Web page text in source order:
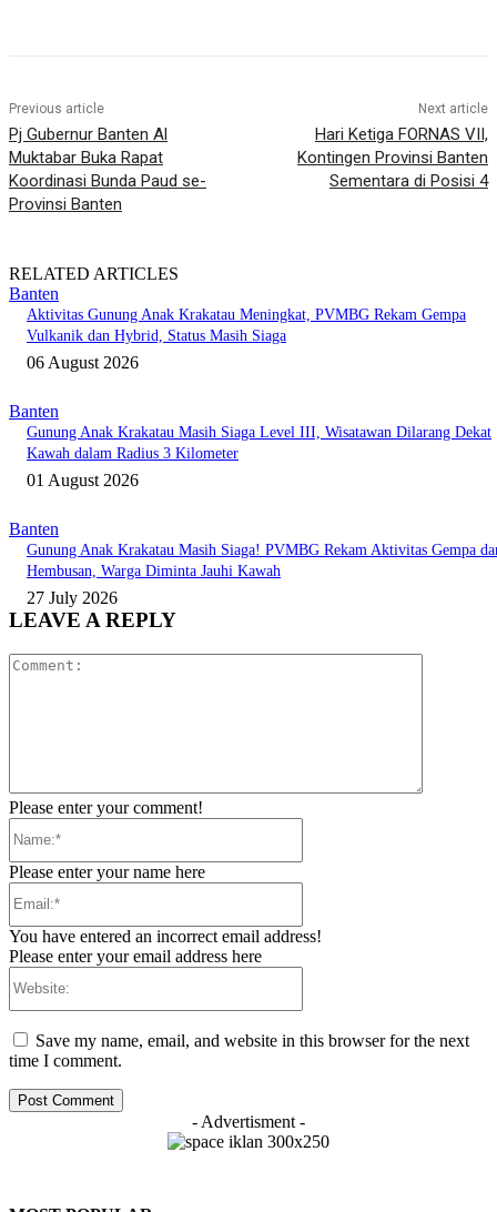
Previous article
Pj Gubernur Banten Al
Muktabar Buka Rapat
Koordinasi Bunda Paud se-
Provinsi Banten
Next article
Hari Ketiga FORNAS VII,
Kontingen Provinsi Banten
Sementara di Posisi 4
RELATED ARTICLES
Banten
Aktivitas Gunung Anak Krakatau Meningkat, PVMBG Rekam Gempa
Vulkanik dan Hybrid, Status Masih Siaga
06 August 2026
Banten
Gunung Anak Krakatau Masih Siaga Level III, Wisatawan Dilarang Dekat
Kawah dalam Radius 3 Kilometer
01 August 2026
Banten
Gunung Anak Krakatau Masih Siaga! PVMBG Rekam Aktivitas Gempa
Hembusan, Warga Diminta Jauhi Kawah
27 July 2026
LEAVE A REPLY
Please enter your comment!
Please enter your name here
You have entered an incorrect email address!
Please enter your email address here
Save my name, email, and website in this browser for the next
time I comment.
- Advertisment -